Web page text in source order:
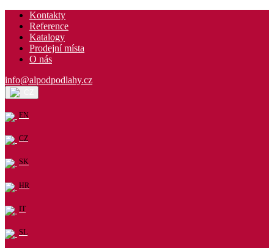
Kontakty
Reference
Katalogy
Prodejní místa
O nás
info@alpodpodlahy.cz
EN
CZ
SK
HR
IT
SL